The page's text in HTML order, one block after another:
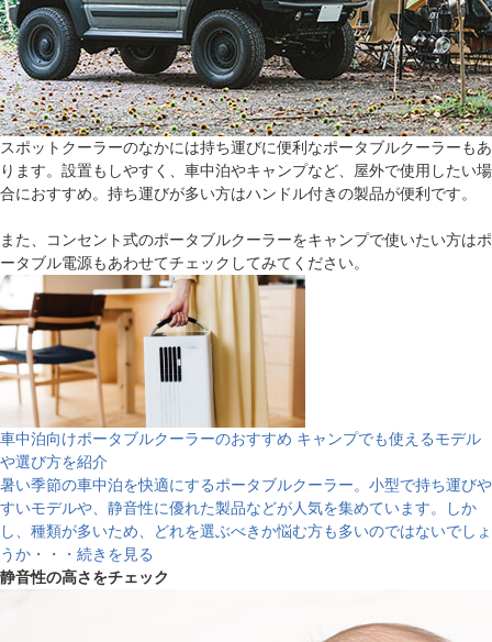
スポットクーラーのなかには持ち運びに便利なポータブルクーラーもあ
ります。設置もしやすく、車中泊やキャンプなど、屋外で使用したい場
合におすすめ。持ち運びが多い方はハンドル付きの製品が便利です。
また、コンセント式のポータブルクーラーをキャンプで使いたい方はポ
ータブル電源もあわせてチェックしてみてください。
車中泊向けポータブルクーラーのおすすめ キャンプでも使えるモデル
や選び方を紹介
暑い季節の車中泊を快適にするポータブルクーラー。小型で持ち運びや
すいモデルや、静音性に優れた製品などが人気を集めています。しか
し、種類が多いため、どれを選ぶべきか悩む方も多いのではないでしょ
うか・・・続きを見る
静音性の高さをチェック